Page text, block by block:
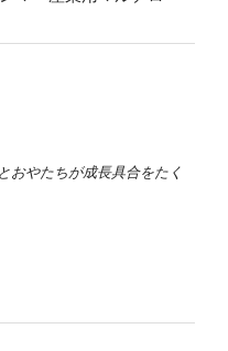
おやたちが成長具合をたく